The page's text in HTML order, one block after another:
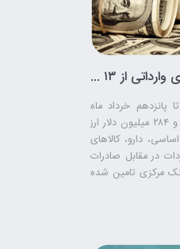
تامین ارز نیازهای وارداتی از ۱۳ میلیارد دلار گذشت
پانزدهم خرداد ماه
۱۴۰۳ مبلغ ۱۳ میلیارد و ۲۸۴ میلیون دلار ارز
دارو، کالاهای
در مقابل صادرات
مرکزی تامین شده